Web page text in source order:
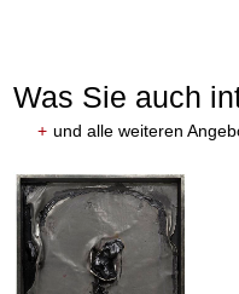
Was Sie auch
+ und alle weiteren